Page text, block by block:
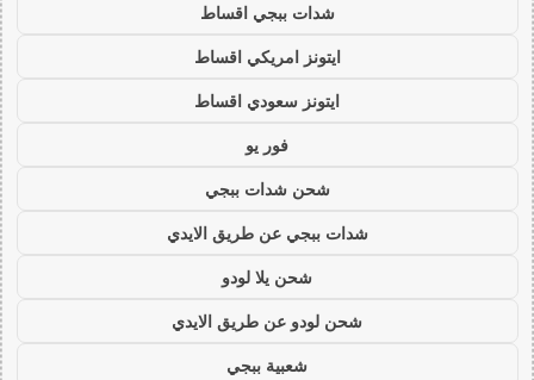
شدات ببجي اقساط
ايتونز امريكي اقساط
ايتونز سعودي اقساط
فور يو
شحن شدات ببجي
شدات ببجي عن طريق الايدي
شحن يلا لودو
شحن لودو عن طريق الايدي
شعبية ببجي